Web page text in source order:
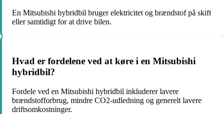
En Mitsubishi hybridbil bruger elektricitet og brændstof på skift
eller samtidigt for at drive bilen.
Hvad er fordelene ved at køre i en Mitsubishi
hybridbil?
Fordele ved en Mitsubishi hybridbil inkluderer lavere
brændstofforbrug, mindre CO2-udledning og generelt lavere
driftsomkostninger.